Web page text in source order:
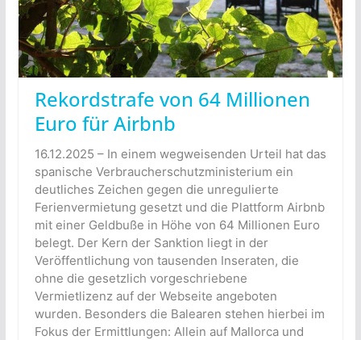
Rekordstrafe von 64 Millionen
Euro für Airbnb
16.12.2025 – In einem wegweisenden Urteil hat das
spanische Verbraucherschutzministerium ein
deutliches Zeichen gegen die unregulierte
Ferienvermietung gesetzt und die Plattform Airbnb
mit einer Geldbuße in Höhe von 64 Millionen Euro
belegt. Der Kern der Sanktion liegt in der
Veröffentlichung von tausenden Inseraten, die
ohne die gesetzlich vorgeschriebene
Vermietlizenz auf der Webseite angeboten
wurden. Besonders die Balearen stehen hierbei im
Fokus der Ermittlungen: Allein auf Mallorca und